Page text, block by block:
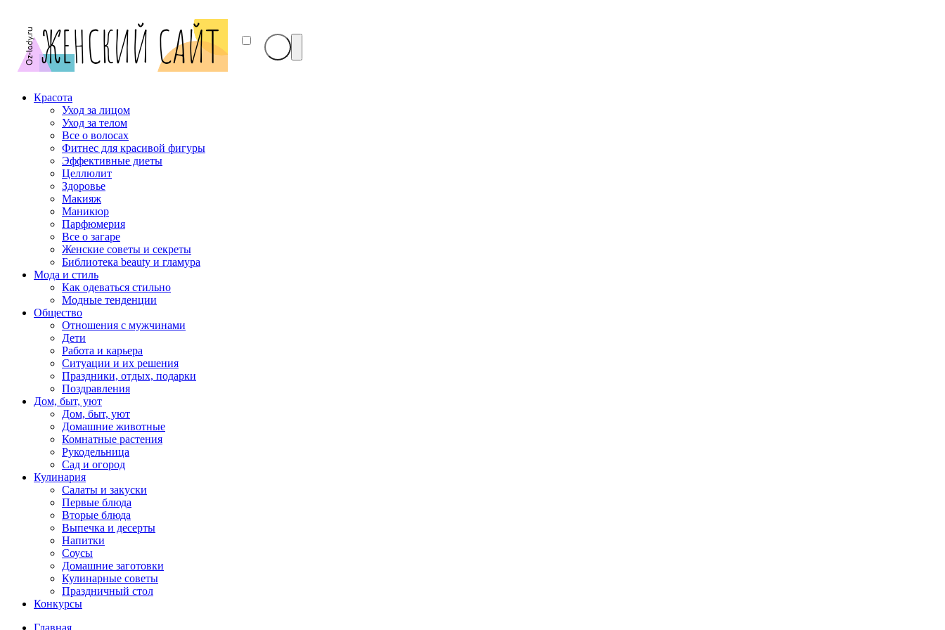
Красота
Уход за лицом
Уход за телом
Все о волосах
Фитнес для красивой фигуры
Эффективные диеты
Целлюлит
Здоровье
Макияж
Маникюр
Парфюмерия
Все о загаре
Женские советы и секреты
Библиотека beauty и гламура
Мода и стиль
Как одеваться стильно
Модные тенденции
Общество
Отношения с мужчинами
Дети
Работа и карьера
Ситуации и их решения
Праздники, отдых, подарки
Поздравления
Дом, быт, уют
Дом, быт, уют
Домашние животные
Комнатные растения
Рукодельница
Сад и огород
Кулинария
Салаты и закуски
Первые блюда
Вторые блюда
Выпечка и десерты
Напитки
Соусы
Домашние заготовки
Кулинарные советы
Праздничный стол
Конкурсы